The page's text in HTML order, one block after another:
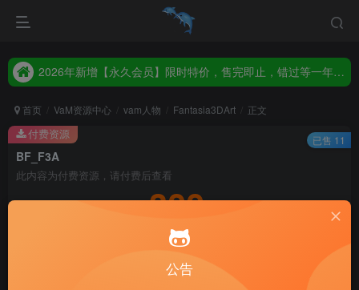
2026年新增【永久会员】限时特价，售完即止，错过等一年！！！
2026年新增【永久会员】限时特价，售完即止，错过等一年！！！
首页 VaM资源中心 vam人物 Fantasia3DArt 正文
BF_F3A
此内容为付费资源，请付费后查看
300
付费资源 已售 11
公告